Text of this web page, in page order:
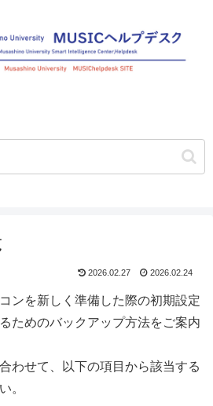
2026.02.27 2026.02.24
ンを新しく準備した際の初期設定
ためのバックアップ方法をご案内
わせて、以下の項目から該当する
。